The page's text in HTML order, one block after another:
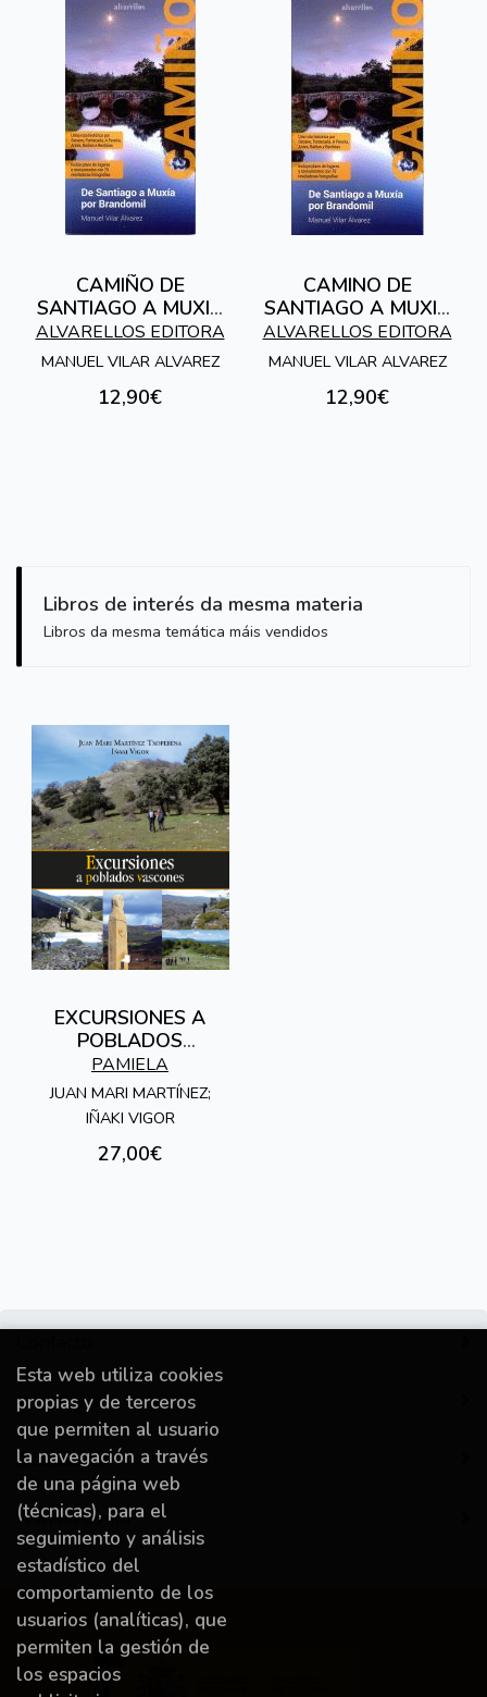
CAMIÑO DE
SANTIAGO A MUXIA
POR BRANDOMIL
ALVARELLOS EDITORA
MANUEL VILAR ALVAREZ
12,90€
CAMINO DE
SANTIAGO A MUXIA
POR BRANDOMIL
ALVARELLOS EDITORA
MANUEL VILAR ALVAREZ
12,90€
Libros de interés da mesma materia
Libros da mesma temática máis vendidos
EXCURSIONES A
POBLADOS
VASCONES
PAMIELA
JUAN MARI MARTÍNEZ;
IÑAKI VIGOR
27,00€
Información
Destacado
A miña conta
Esta web utiliza cookies
propias y de terceros
que permiten al usuario
la navegación a través
de una página web
(técnicas), para el
seguimiento y análisis
estadístico del
comportamiento de los
usuarios (analíticas), que
permiten la gestión de
los espacios